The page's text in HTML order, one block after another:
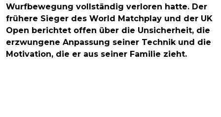
Wurfbewegung vollständig verloren hatte. Der
frühere Sieger des World Matchplay und der UK
Open berichtet offen über die Unsicherheit, die
erzwungene Anpassung seiner Technik und die
Motivation, die er aus seiner Familie zieht.